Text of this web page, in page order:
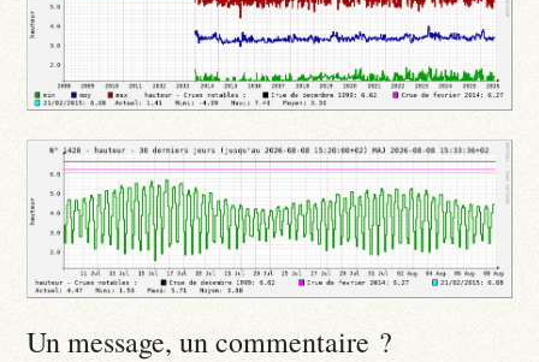
Un message, un commentaire ?